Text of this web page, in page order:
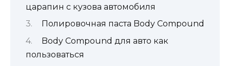
царапин с кузова автомобиля
Полировочная паста Body Compound
Body Compound для авто как
пользоваться